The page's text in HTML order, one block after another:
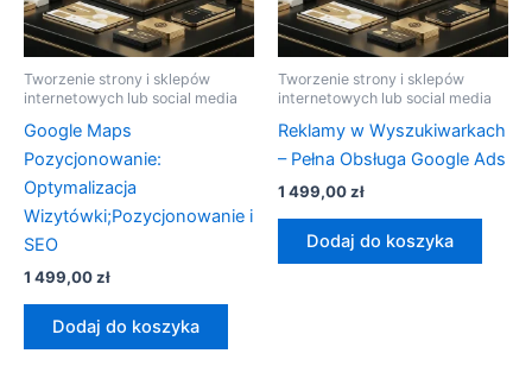
Tworzenie strony i sklepów
internetowych lub social media
Google Maps
Pozycjonowanie:
Optymalizacja
Wizytówki;Pozycjonowanie i
SEO
1 499,00zł
Dodaj do koszyka
Tworzenie strony i sklepów
internetowych lub social media
Reklamy w Wyszukiwarkach
– Pełna Obsługa Google Ads
1 499,00zł
Dodaj do koszyka